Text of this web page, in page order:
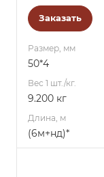
Заказать
Размер, мм
50*4
Вес 1 шт./кг.
9.200 кг
Длина, м
(6м+нд)*